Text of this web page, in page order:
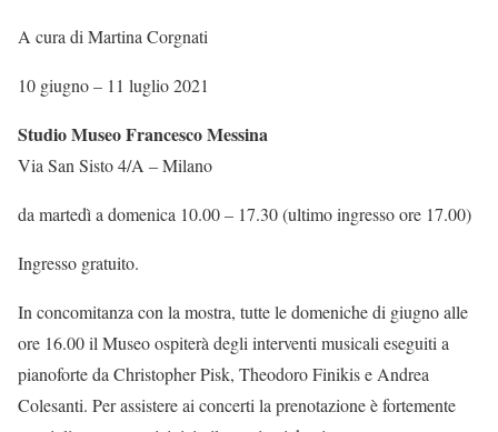
A cura di Martina Corgnati
10 giugno – 11 luglio 2021
Studio Museo Francesco Messina
Via San Sisto 4/A – Milano
da martedì a domenica 10.00 – 17.30 (ultimo ingresso ore 17.00)
Ingresso gratuito.
In concomitanza con la mostra, tutte le domeniche di giugno alle
ore 16.00 il Museo ospiterà degli interventi musicali eseguiti a
pianoforte da Christopher Pisk, Theodoro Finikis e Andrea
Colesanti. Per assistere ai concerti la prenotazione è fortemente